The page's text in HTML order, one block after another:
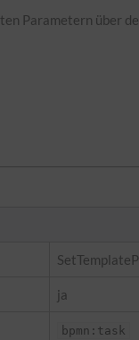
Parametern über
ja
bpmn:task